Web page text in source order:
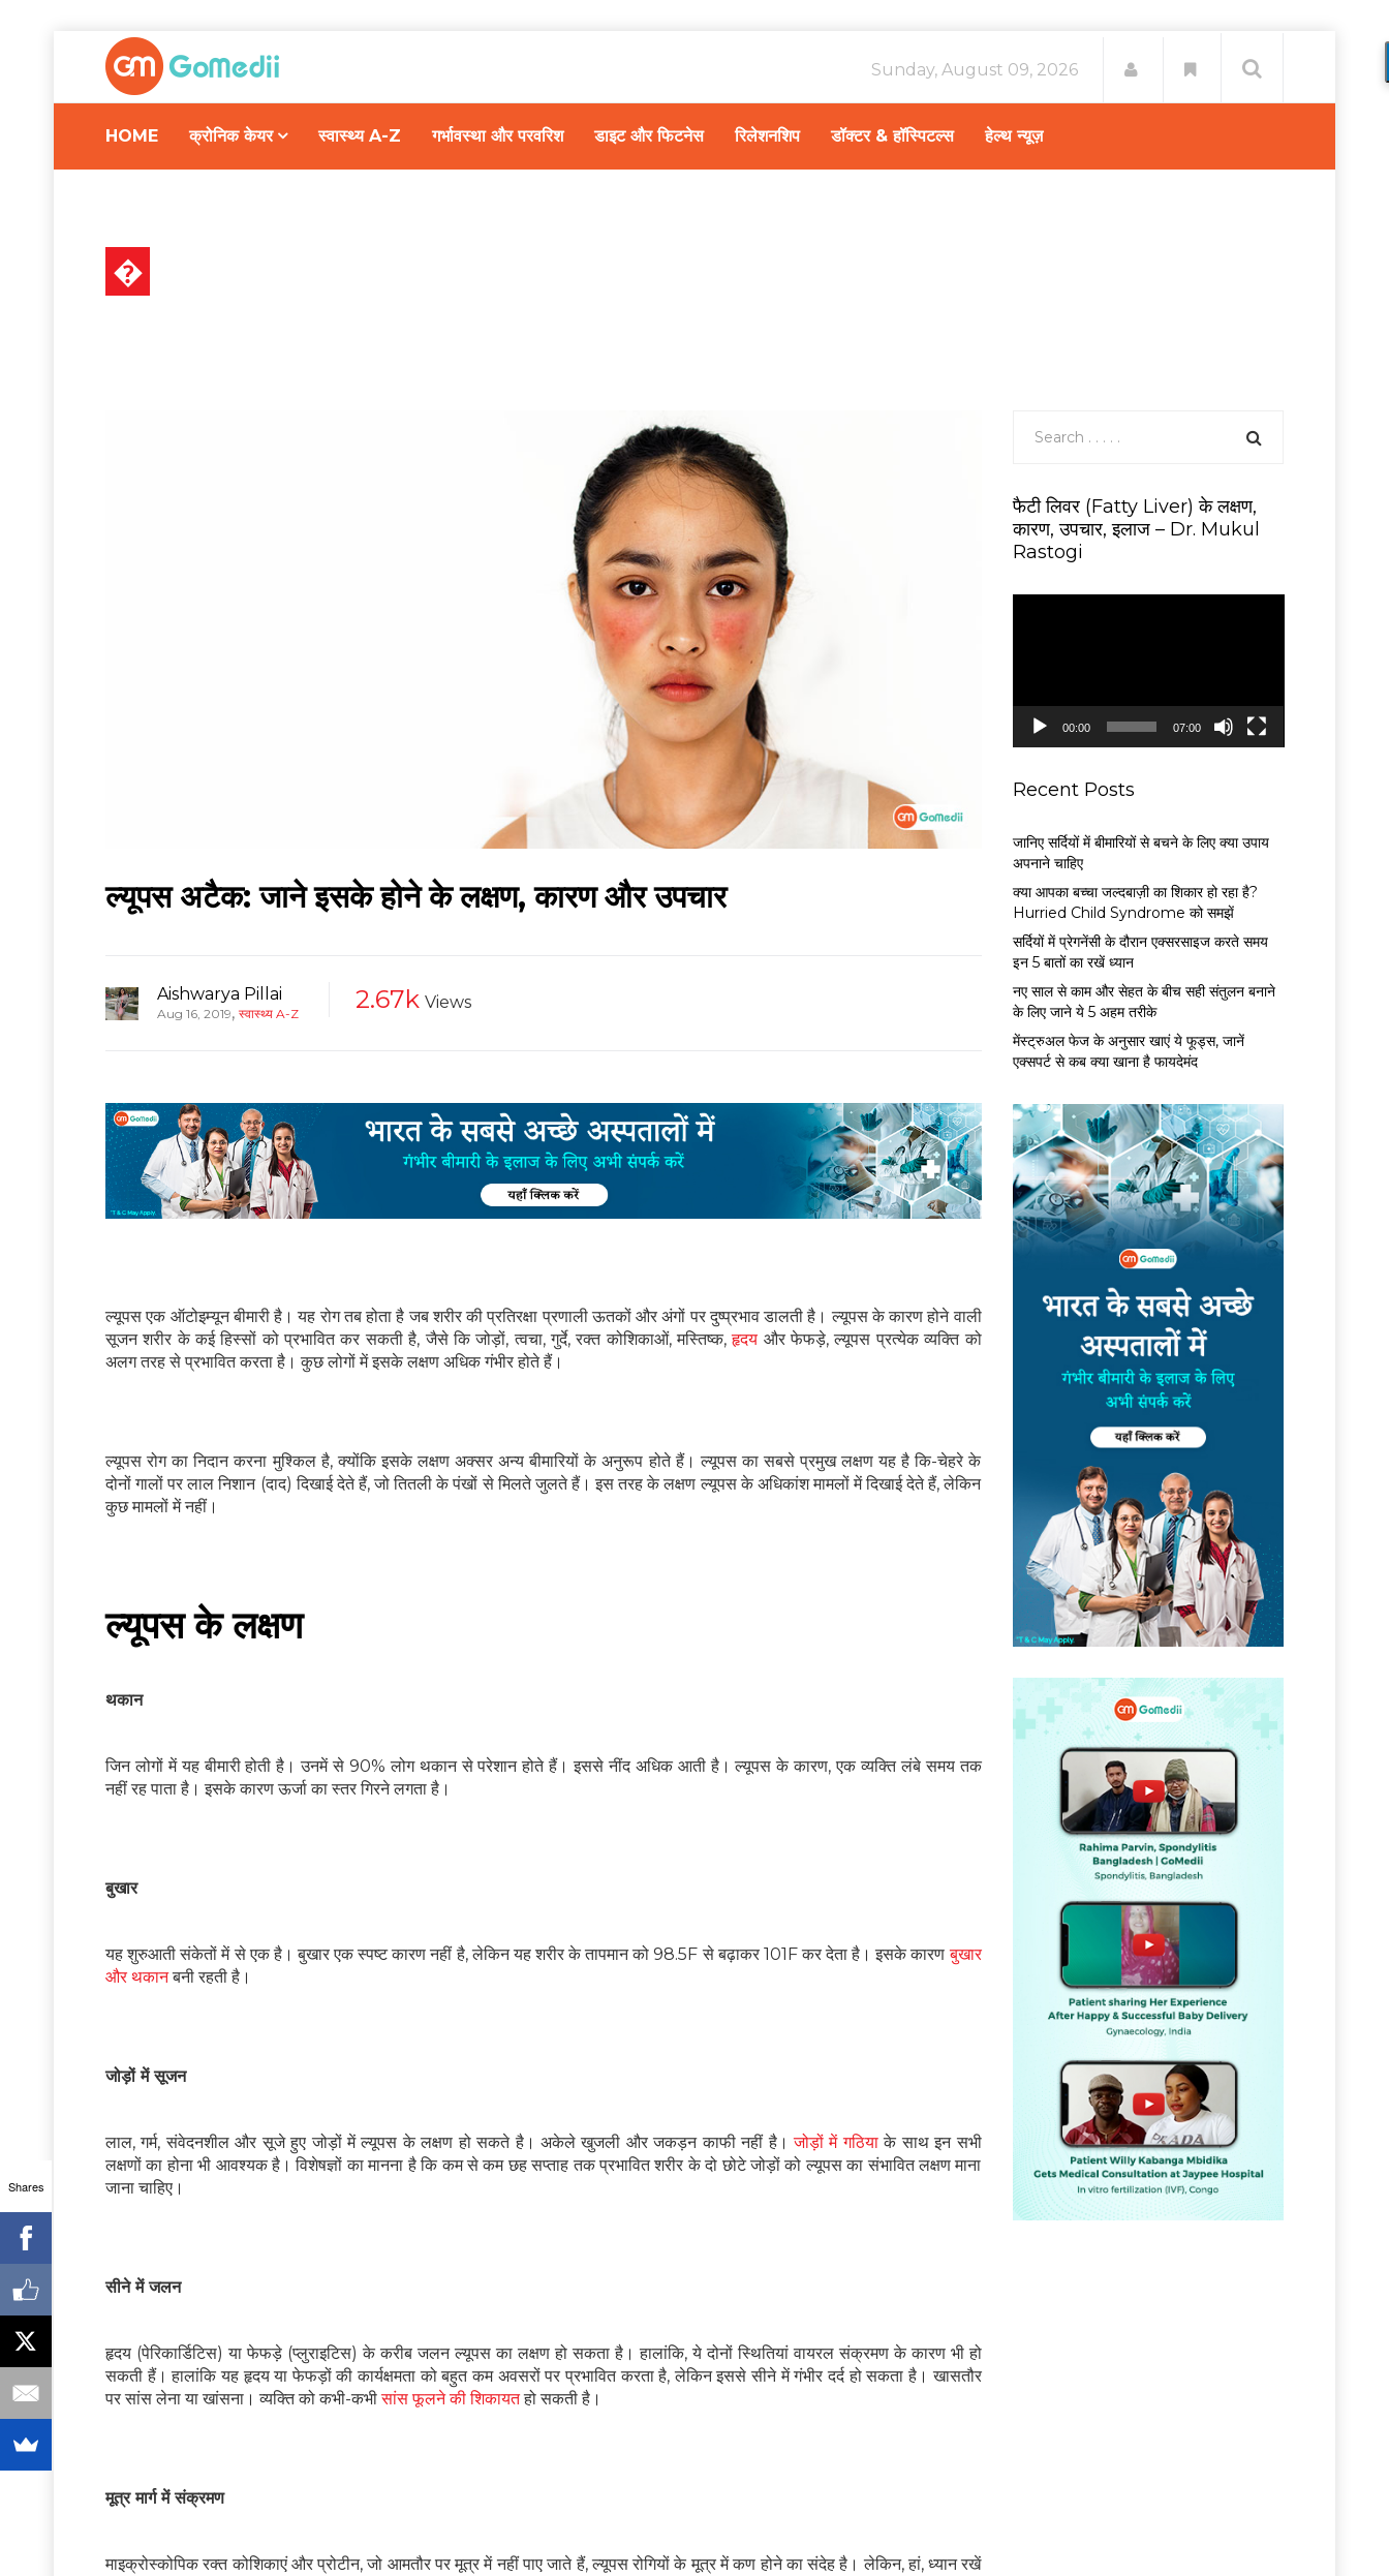
Sunday, August 09, 2026
HOME क्रोनिक केयर स्वास्थ्य A-Z गर्भावस्था और परवरिश डाइट और फिटनेस रिलेशनशिप डॉक्टर & हॉस्पिटल्स हेल्थ न्यूज़
�
ल्यूपस अटैक: जाने इसके होने के लक्षण, कारण और उपचार
Aishwarya Pillai
Aug 16, 2019, स्वास्थ्य A-Z 2.67k Views
ल्यूपस एक ऑटोइम्यून बीमारी है। यह रोग तब होता है जब शरीर की प्रतिरक्षा प्रणाली ऊतकों और अंगों पर दुष्प्रभाव डालती है। ल्यूपस के कारण होने वाली
सूजन शरीर के कई हिस्सों को प्रभावित कर सकती है, जैसे कि जोड़ों, त्वचा, गुर्दे, रक्त कोशिकाओं, मस्तिष्क,हृदय और फेफड़े, ल्यूपस प्रत्येक व्यक्ति को
अलग तरह से प्रभावित करता है। कुछ लोगों में इसके लक्षण अधिक गंभीर होते हैं।
ल्यूपस रोग का निदान करना मुश्किल है, क्योंकि इसके लक्षण अक्सर अन्य बीमारियों के अनुरूप होते हैं। ल्यूपस का सबसे प्रमुख लक्षण यह है कि-चेहरे के
दोनों गालों पर लाल निशान (दाद) दिखाई देते हैं, जो तितली के पंखों से मिलते जुलते हैं। इस तरह के लक्षण ल्यूपस के अधिकांश मामलों में दिखाई देते हैं, लेकिन
कुछ मामलों में नहीं।
ल्यूपस के लक्षण
थकान
जिन लोगों में यह बीमारी होती है। उनमें से 90% लोग थकान से परेशान होते हैं। इससे नींद अधिक आती है। ल्यूपस के कारण, एक व्यक्ति लंबे समय तक
नहीं रह पाता है। इसके कारण ऊर्जा का स्तर गिरने लगता है।
बुखार
यह शुरुआती संकेतों में से एक है। बुखार एक स्पष्ट कारण नहीं है, लेकिन यह शरीर के तापमान को 98.5F से बढ़ाकर 101F कर देता है। इसके कारणबुखार
और थकानबनी रहती है।
जोड़ों में सूजन
लाल, गर्म, संवेदनशील और सूजे हुए जोड़ों में ल्यूपस के लक्षण हो सकते है। अकेले खुजली और जकड़न काफी नहीं है।जोड़ों में गठियाके साथ इन सभी
लक्षणों का होना भी आवश्यक है। विशेषज्ञों का मानना है कि कम से कम छह सप्ताह तक प्रभावित शरीर के दो छोटे जोड़ों को ल्यूपस का संभावित लक्षण माना
जाना चाहिए।
सीने में जलन
हृदय (पेरिकार्डिटिस) या फेफड़े (प्लुराइटिस) के करीब जलन ल्यूपस का लक्षण हो सकता है। हालांकि, ये दोनों स्थितियां वायरल संक्रमण के कारण भी हो
सकती हैं। हालांकि यह हृदय या फेफड़ों की कार्यक्षमता को बहुत कम अवसरों पर प्रभावित करता है, लेकिन इससे सीने में गंभीर दर्द हो सकता है। खासतौर
पर सांस लेना या खांसना। व्यक्ति को कभी-कभीसांस फूलने की शिकायतहो सकती है।
मूत्र मार्ग में संक्रमण
माइक्रोस्कोपिक रक्त कोशिकाएं और प्रोटीन, जो आमतौर पर मूत्र में नहीं पाए जाते हैं, ल्यूपस रोगियों के मूत्र में कण होने का संदेह है। लेकिन, हां, ध्यान रखें
फैटी लिवर (Fatty Liver) के लक्षण,
कारण, उपचार, इलाज – Dr. Mukul
Rastogi
y
00:00 07:00
Recent Posts
जानिए सर्दियों में बीमारियों से बचने के लिए क्या उपाय
अपनाने चाहिए
क्या आपका बच्चा जल्दबाज़ी का शिकार हो रहा है?
Hurried Child Syndrome को समझें
सर्द‍ियों में प्रेगनेंसी के दौरान एक्सरसाइज करते समय
इन 5 बातों का रखें ध्यान
नए साल से काम और सेहत के बीच सही संतुलन बनाने
के लिए जाने ये 5 अहम तरीके
मेंस्ट्रुअल फेज के अनुसार खाएं ये फूड्स, जानें
एक्सपर्ट से कब क्या खाना है फायदेमंद
Shares